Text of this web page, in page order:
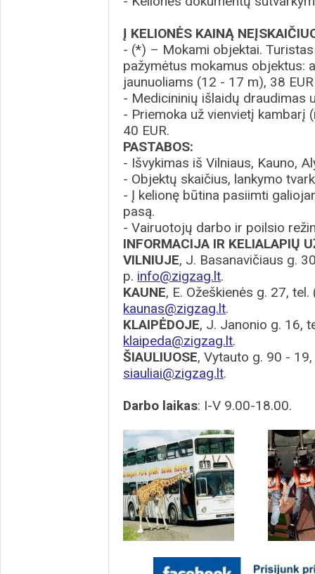
Į KELIONĖS KAINĄ
- (*) – Mokami objektai.
pažymėtus mokamus objektus:
jaunuoliams (12 - 17 m), 38
- Medicininių išlaidų draudimas
- Priemoka už vienvietį kambarį
40 EUR.
PASTABOS:
- Išvykimas iš Vilniaus, Kauno,
- Objektų skaičius, lankymo
- Į kelionę būtina pasiimti
pasą.
- Vairuotojų darbo ir poilsio
INFORMACIJA IR KELIALAPIŲ
VILNIUJE, J. Basanavičiaus g.
p. info@zigzag.lt.
KAUNE, E. Ožeškienės g. 27,
kaunas@zigzag.lt.
KLAIPĖDOJE, J. Janonio g. 16,
klaipeda@zigzag.lt.
ŠIAULIUOSE, Vytauto g. 90 -
siauliai@zigzag.lt.
Darbo laikas: I-V 9.00-18.00.